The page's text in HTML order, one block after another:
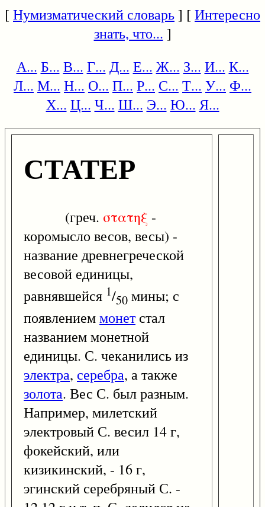
[Нумизматический словарь] [Интересно
знать, что... ]
А... Б... В... Г... Д... Е... Ж... З... И... К...
Л... М... Н... О... П... Р... С... Т... У... Ф...
Х... Ц... Ч... Ш... Э... Ю... Я...
СТАТЕР
(греч. στατηξ -
коромысло весов, весы) -
название древнегреческой
весовой единицы,
равнявшейся 1/50 мины; с
появлениеммонетстал
названием монетной
единицы. С. чеканились из
электра, серебра, а также
золота. Вес С. был разным.
Например, милетский
электровый С. весил 14 г,
фокейский, или
кизикинский, - 16 г,
эгинский серебряный С. -